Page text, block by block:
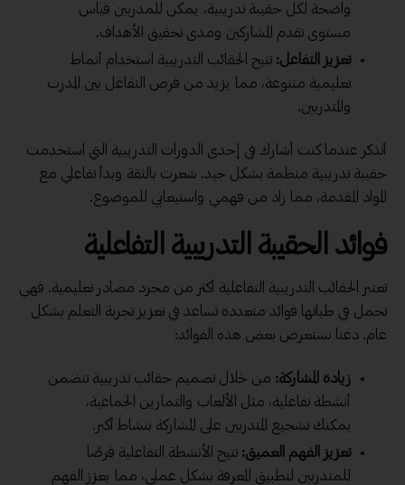
واضحة لكل حقيبة تدريبية، يمكن للمدربين قياس
مستوى تقدم المشاركين ومدى تحقيق الأهداف.
تعزيز التفاعل: تتيح الحقائب التدريبية استخدام أنماط
تعليمية متنوعة، مما يزيد من فرص التفاعل بين المدرب
والمتدربين.
أتذكر عندما كنت أشارك في إحدى الدورات التدريبية التي استخدمت
حقيبة تدريبية منظمة بشكل جيد. شعرت بالثقة وبدأ تفاعلي مع
المواد المقدمة، مما زاد من فهمي واستيعابي للموضوع.
فوائد الحقيبة التدريبية التفاعلية
تعتبر الحقائب التدريبية التفاعلية أكثر من مجرد مصادر تعليمية. فهي
تحمل في طياتها فوائد متعددة تساعد في تعزيز تجربة التعلم بشكل
عام. دعنا نستعرض بعض هذه الفوائد:
زيادة المشاركة: من خلال تصميم حقائب تدريبية تتضمن
أنشطة تفاعلية، مثل الألعاب والتمارين الجماعية،
يمكنك تشجيع المتدربين على المشاركة بنشاط أكبر.
تعزيز الفهم العميق: تتيح الأنشطة التفاعلية فرصًا
للمتدربين لتطبيق المعرفة بشكل عملي، مما يعزز الفهم